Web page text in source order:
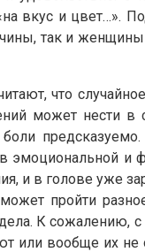
и цвет…».
так и
что
может нести
предсказуемо.
и
и в голове уже
пройти
К сожалению,
вообще их не